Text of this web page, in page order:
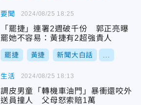
要聞
「罷捷」連署2週破千份 郭正亮曝
罷她不容易：黃捷有2超強貴人
罷捷 黃捷 新聞大白話
2024/08/25 18:25
生活
調皮男童「轉機車油門」暴衝還咬外
送員撞人 父母怒索賠1萬
2024/08/25 18:13